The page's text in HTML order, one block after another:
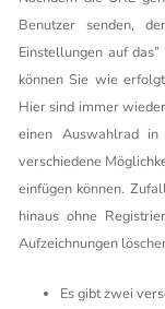
Benutzer senden,
Einstellungen auf
können Sie wie
Hier sind immer
einen Auswahlrad
verschiedene
einfügen können.
hinaus ohne
Aufzeichnungen
Es gibt zwei